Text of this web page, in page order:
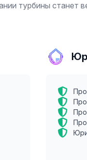
турбины станет